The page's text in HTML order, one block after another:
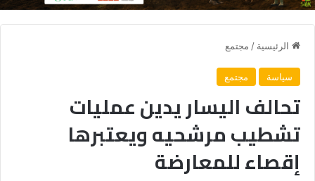
الرئيسية / مجتمع
سياسة مجتمع
تحالف اليسار يدين عمليات
تشطيب مرشحيه ويعتبرها
إقصاء للمعارضة